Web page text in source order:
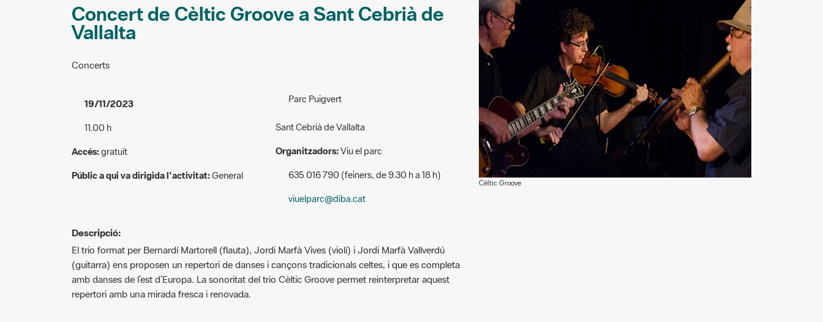
Concert de Cèltic Groove a Sant Cebrià de
Vallalta
Concerts
19/11/2023
11.00 h
Accés:gratuït
Públic a qui va dirigida l'activitat:General
Parc Puigvert
Sant Cebrià de Vallalta
Organitzadors:Viu el parc
635 016 790 (feiners, de 9.30 h a 18 h)
viuelparc@diba.cat
Cèltic Groove
Descripció:
El trio format per Bernardí Martorell (flauta), Jordi Marfà Vives (violí) i Jordi Marfà Vallverdú
(guitarra) ens proposen un repertori de danses i cançons tradicionals celtes, i que es completa
amb danses de l’est d’Europa. La sonoritat del trio Cèltic Groove permet reinterpretar aquest
repertori amb una mirada fresca i renovada.